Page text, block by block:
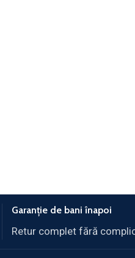
Garanție de bani înapoi
Retur complet fără